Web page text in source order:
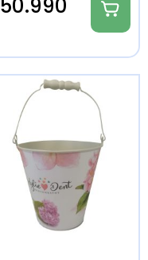
50.990